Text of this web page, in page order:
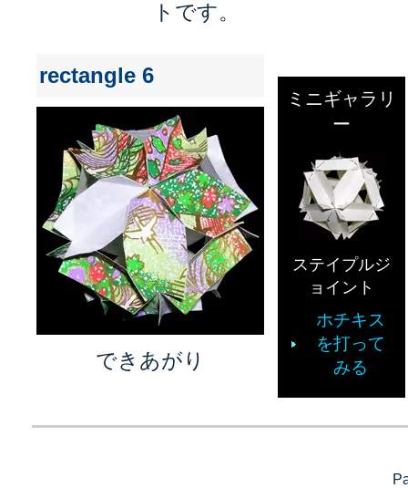
トです。
rectangle 6
できあがり
ミニギャラリ
ー
ステイプルジ
ョイント
ホチキス
を打って
みる